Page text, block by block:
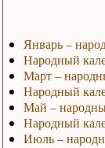
Январь –
Народный
Март –
Народный
Май –
Народный
Июль –